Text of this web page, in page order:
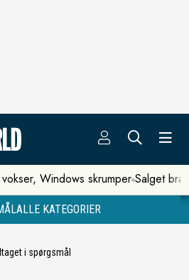
Windows skrumper Salget
ALLE KATEGORIER
i spørgsmål